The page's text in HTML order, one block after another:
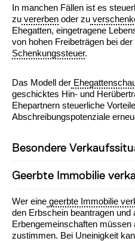
In manchen Fällen ist es
zu vererben oder zu
Ehegatten, eingetragene
von hohen Freibeträgen bei der
Schenkungssteuer.
Das Modell der
geschicktes Hin- und
Ehepartnern steuerliche
Abschreibungspotenziale
Besondere
Geerbte Immobilie
Wer eine geerbte Immobilie
den Erbschein beantragen und
Erbengemeinschaften müssen
zustimmen. Bei Uneinigkeit